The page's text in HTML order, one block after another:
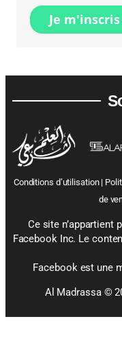
Je
Conditions d’utilisation|
de
Ce site n’appartient
Facebook Inc. Le
Facebook est une
Al Madrassa ©